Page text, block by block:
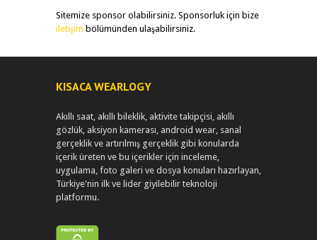
Sitemize sponsor olabilirsiniz. Sponsorluk için bize
iletişim bölümünden ulaşabilirsiniz.
KISACA WEARLOGY
Akıllı saat, akıllı bileklik, aktivite takipçisi, akıllı
gözlük, aksiyon kamerası, android wear, sanal
gerçeklik ve artırılmış gerçeklik gibi konularda
içerik üreten ve bu içerikler için inceleme,
uygulama, foto galeri ve dosya konuları hazırlayan,
Türkiye'nin ilk ve lider giyilebilir teknoloji
platformu.